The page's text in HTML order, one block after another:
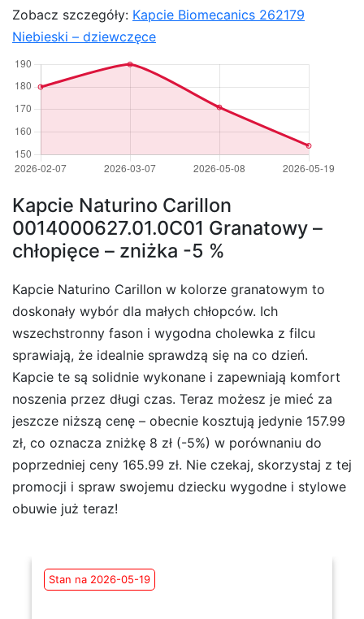
Zobacz szczegóły: Kapcie Biomecanics 262179
Niebieski – dziewczęce
Kapcie Naturino Carillon
0014000627.01.0C01 Granatowy –
chłopięce – zniżka -5 %
Kapcie Naturino Carillon w kolorze granatowym to
doskonały wybór dla małych chłopców. Ich
wszechstronny fason i wygodna cholewka z filcu
sprawiają, że idealnie sprawdzą się na co dzień.
Kapcie te są solidnie wykonane i zapewniają komfort
noszenia przez długi czas. Teraz możesz je mieć za
jeszcze niższą cenę – obecnie kosztują jedynie 157.99
zł, co oznacza zniżkę 8 zł (-5%) w porównaniu do
poprzedniej ceny 165.99 zł. Nie czekaj, skorzystaj z tej
promocji i spraw swojemu dziecku wygodne i stylowe
obuwie już teraz!
Stan na 2026-05-19